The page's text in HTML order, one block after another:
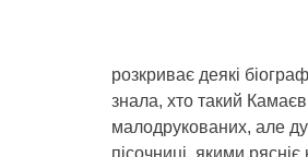
розкриває деякі
знала, хто такий
малодрукованих, але
пісочниці, якими